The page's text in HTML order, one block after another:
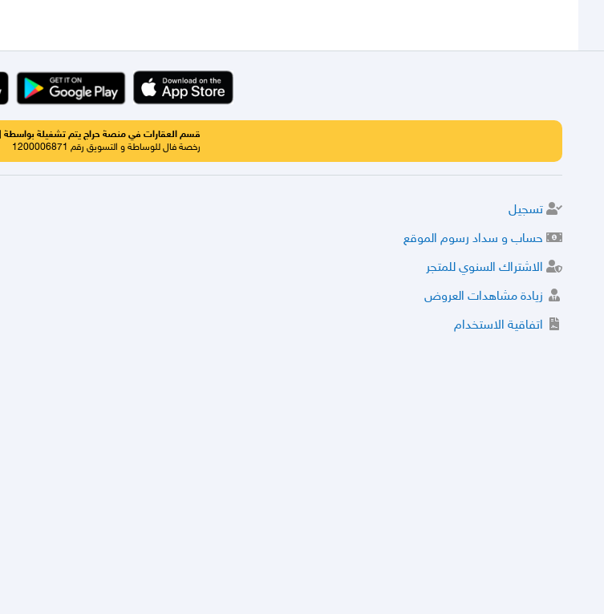
قسم العقارات في منصة حراج يتم تشغيلة بواسطة
رخصة فال للوساطة و التسويق رقم 1200006871
تسجيل
حساب و سداد رسوم الموقع
الاشتراك السنوي للمتجر
زيادة مشاهدات العروض
اتفاقية الاستخدام